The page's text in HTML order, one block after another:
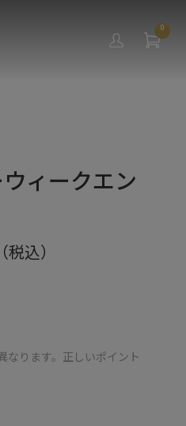
0
ウィークエン
（税込）
ります。正しいポイント